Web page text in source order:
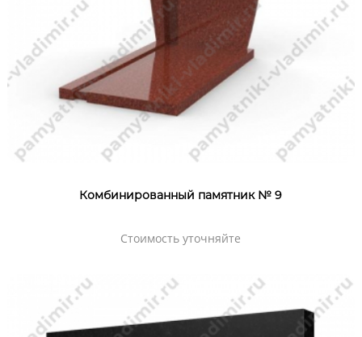
Комбинированный памятник № 9
Стоимость уточняйте